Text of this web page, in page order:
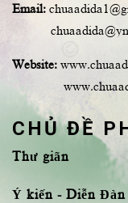
Email:
Website:
CHỦ ĐỀ
Thư giãn
Ý kiến - Diễn